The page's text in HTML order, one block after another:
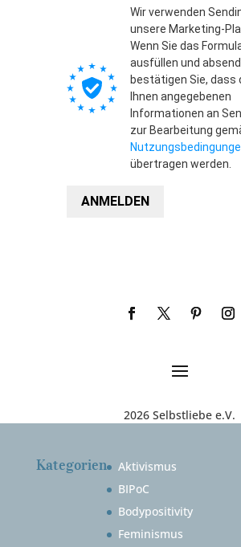
Wir verwenden
unsere Marketing-
Wenn Sie das
ausfüllen und
bestätigen Sie, dass
Ihnen angegebenen
Informationen an
zur Bearbeitung
übertragen werden.
ANMELDEN
2026 Selbstliebe e.V.
Kategorien
Aktivismus
BIPoC
Bodypositivity
Feminismus